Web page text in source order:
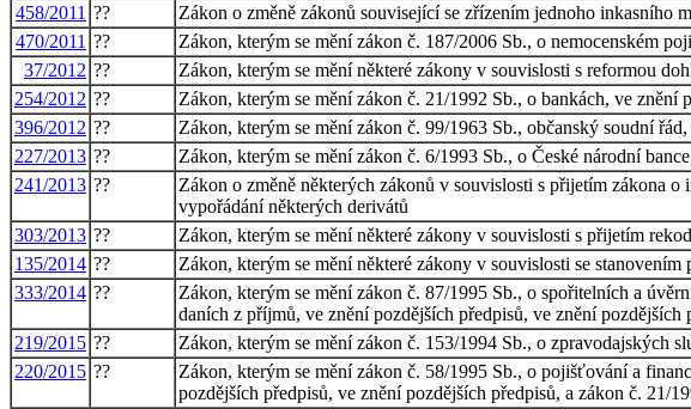
458/2011 ??
Zákon o změně zákonů související se zřízením jednoho inkasního
470/2011 ??
Zákon, kterým se mění zákon č. 187/2006 Sb., o nemocenském
37/2012 ??
Zákon, kterým se mění některé zákony v souvislosti s reformou
254/2012 ??
Zákon, kterým se mění zákon č. 21/1992 Sb., o bankách, ve znění
396/2012 ??
Zákon, kterým se mění zákon č. 99/1963 Sb., občanský soudní
227/2013 ??
Zákon, kterým se mění zákon č. 6/1993 Sb., o České národní
241/2013 ??
Zákon o změně některých zákonů v souvislosti s přijetím zákona
vypořádání některých derivátů
303/2013 ??
Zákon, kterým se mění některé zákony v souvislosti s přijetím
135/2014 ??
Zákon, kterým se mění některé zákony v souvislosti se
333/2014 ??
Zákon, kterým se mění zákon č. 87/1995 Sb., o spořitelních a
daních z příjmů, ve znění pozdějších předpisů, ve znění pozdějších
219/2015 ??
Zákon, kterým se mění zákon č. 153/1994 Sb., o zpravodajských
220/2015 ??
Zákon, kterým se mění zákon č. 58/1995 Sb., o pojišťování a
pozdějších předpisů, ve znění pozdějších předpisů, a zákon č. 21/